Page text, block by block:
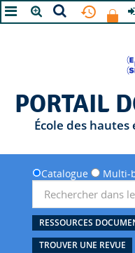
PORTAIL
École des
Catalogue Multi-
RESSOURCES
TROUVER UNE REVUE